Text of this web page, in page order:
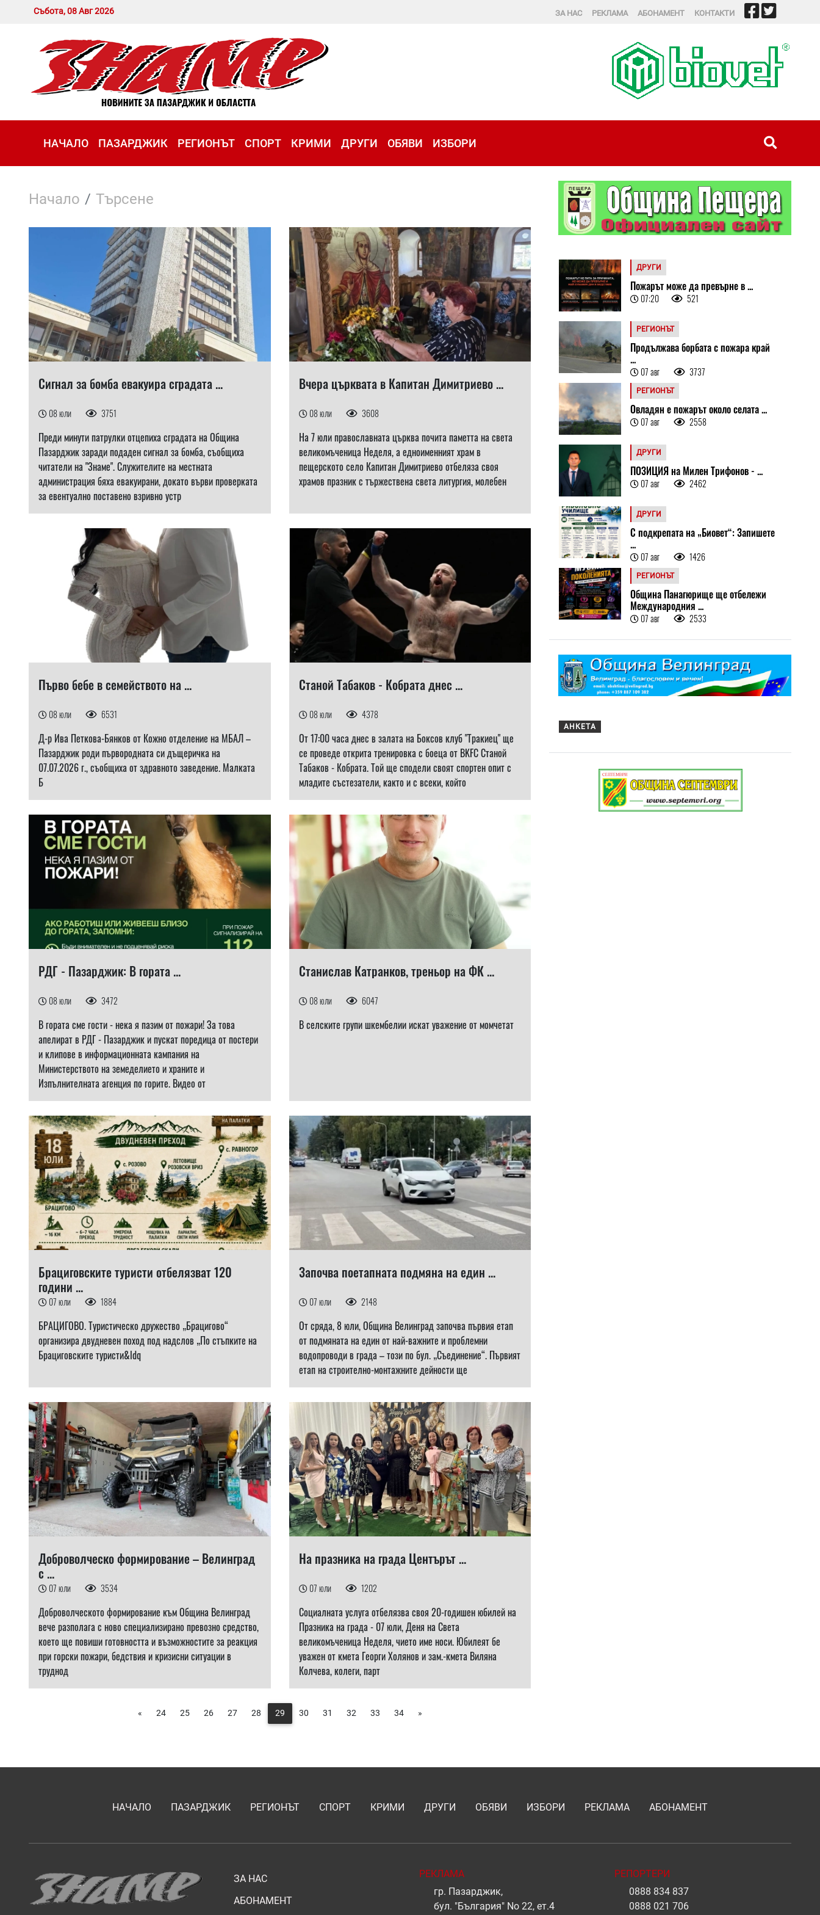
Събота, 08 Авг 2026 ЗА НАС РЕКЛАМА АБОНАМЕНТ КОНТАКТИ
НАЧАЛО ПАЗАРДЖИК РЕГИОНЪТ СПОРТ КРИМИ ДРУГИ ОБЯВИ ИЗБОРИ
Начало Търсене
Сигнал за бомба евакуира сградата ...
08 юли 3751
Преди минути патрулки отцепиха сградата на Община
Пазарджик заради подаден сигнал за бомба, съобщиха
читатели на "Знаме". Служителите на местната
администрация бяха евакуирани, докато върви проверката
за евентуално поставено взривно устр
Вчера църквата в Капитан Димитриево ...
08 юли 3608
На 7 юли православната църква почита паметта на света
великомъченица Неделя, а едноименният храм в
пещерското село Капитан Димитриево отбеляза своя
храмов празник с тържествена света литургия, молебен
Първо бебе в семейството на ...
08 юли 6531
Д-р Ива Петкова-Бянков от Кожно отделение на МБАЛ –
Пазарджик роди първородната си дъщеричка на
07.07.2026 г., съобщиха от здравното заведение. Малката
Б
Станой Табаков - Кобрата днес ...
08 юли 4378
От 17:00 часа днес в залата на Боксов клуб "Тракиец" ще
се проведе открита тренировка с боеца от BKFC Станой
Табаков - Кобрата. Той ще сподели своят спортен опит с
младите състезатели, както и с всеки, който
РДГ - Пазарджик: В гората ...
08 юли 3472
В гората сме гости - нека я пазим от пожари! За това
апелират в РДГ - Пазарджик и пускат поредица от постери
и клипове в информационната кампания на
Министерството на земеделието и храните и
Изпълнителната агенция по горите. Видео от
Станислав Катранков, треньор на ФК ...
08 юли 6047
В селските групи шкембелии искат уважение от момчетат
Брациговските туристи отбелязват 120
години ...
07 юли 1884
БРАЦИГОВО. Туристическо дружество „Брацигово“
организира двудневен поход под надслов „По стъпките на
Брациговските туристи&ldq
Започва поетапната подмяна на един ...
07 юли 2148
От сряда, 8 юли, Община Велинград започва първия етап
от подмяната на един от най-важните и проблемни
водопроводи в града – този по бул. „Съединение“. Първият
етап на строително-монтажните дейности ще
Доброволческо формирование – Велинград
с ...
07 юли 3534
Доброволческото формирование към Община Велинград
вече разполага с ново специализирано превозно средство,
което ще повиши готовността и възможностите за реакция
при горски пожари, бедствия и кризисни ситуации в
труднод
На празника на града Центърът ...
07 юли 1202
Социалната услуга отбелязва своя 20-годишен юбилей на
Празника на града - 07 юли, Деня на Света
великомъченица Неделя, чието име носи. Юбилеят бе
уважен от кмета Георги Холянов и зам.-кмета Виляна
Колчева, колеги, парт
« 24 25 26 27 28 29 30 31 32 33 34 »
ДРУГИ
Пожарът може да превърне в ...
07:20 521
РЕГИОНЪТ
Продължава борбата с пожара край
...
07 авг 3737
РЕГИОНЪТ
Овладян е пожарът около селата ...
07 авг 2558
ДРУГИ
ПОЗИЦИЯ на Милен Трифонов - ...
07 авг 2462
ДРУГИ
С подкрепата на „Биовет“: Запишете
...
07 авг 1426
РЕГИОНЪТ
Община Панагюрище ще отбележи
Международния ...
07 авг 2533
АНКЕТА
НАЧАЛО ПАЗАРДЖИК РЕГИОНЪТ СПОРТ КРИМИ ДРУГИ ОБЯВИ ИЗБОРИ РЕКЛАМА АБОНАМЕНТ
ЗА НАС
АБОНАМЕНТ
РЕКЛАМА
гр. Пазарджик,
бул. "България" No 22, ет.4
РЕПОРТЕРИ
0888 834 837
0888 021 706